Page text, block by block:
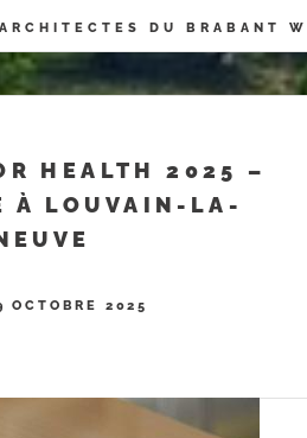
DU BRABANT
HEALTH 2025 –
À LOUVAIN-LA-
OCTOBRE 2025